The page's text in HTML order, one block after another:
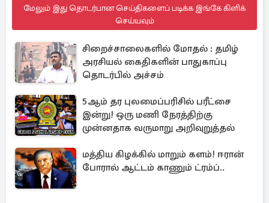
மேலும் இது தொடர்பான செய்திகளைப் படிக்க இங்கே கிளிக்
செய்யவும்
சிறைச்சாலைகளில் மோதல் : தமிழ்
அரசியல் கைதிகளின் பாதுகாப்பு
தொடர்பில் அச்சம்
5ஆம் தர புலமைப்பரிசில் பரீட்சை
இன்று! ஒரு மணி நேரத்திற்கு
முன்னதாக வருமாறு அறிவுறுத்தல்
மத்திய கிழக்கில் மாறும் களம்! ஈரான்
போரால் ஆட்டம் காணும் ட்ரம்ப்..